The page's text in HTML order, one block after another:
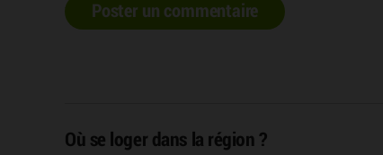
Poster un commentaire
Où se loger dans la région ?